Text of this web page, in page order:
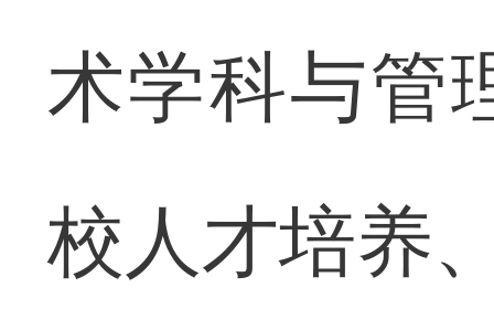
术学科与管
校人才培养